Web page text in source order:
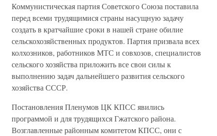
Коммунистическая партия Советского Союза поставила
перед всеми трудящимися страны насущную задачу
создать в кратчайшие сроки в нашей стране обилие
сельскохозяйственных продуктов. Партия призвала всех
колхозников, работников МТС и совхозов, специалистов
сельского хозяйства приложить все свои силы к
выполнению задач дальнейшего развития сельского
хозяйства СССР.
Постановления Пленумов ЦК КПСС явились
программой и для трудящихся Гжатского района.
Возглавленные районным комитетом КПСС, они с